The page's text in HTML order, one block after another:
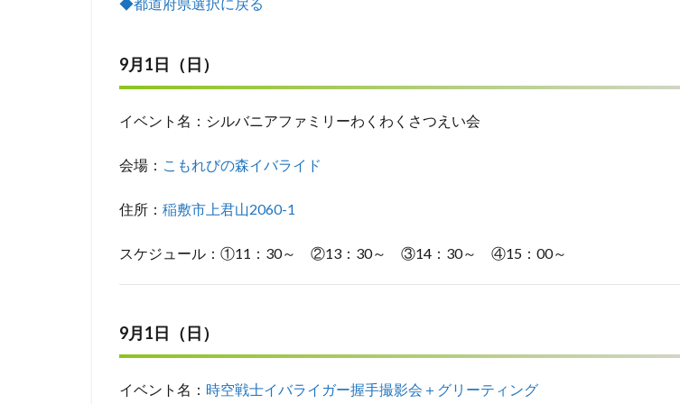
9月1日（日）
イベント名：シルバニアファミリーわくわくさつえい会
会場： こもれびの森イバライド
住所： 稲敷市上君山2060-1
スケジュール：①11：30～ ②13：30～ ③14：30～ ④15：00～
9月1日（日）
イベント名： 時空戦士イバライガー握手撮影会＋グリーティング